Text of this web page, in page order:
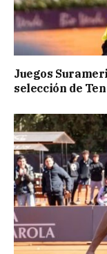
Juegos
selección de